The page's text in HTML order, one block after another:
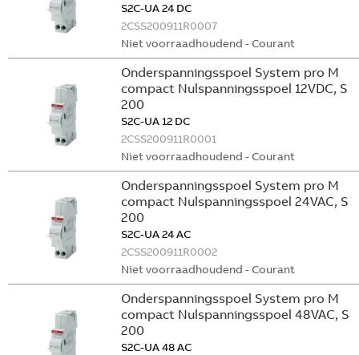
S2C-UA 24 DC
2CSS200911R0007
Niet voorraadhoudend - Courant
Onderspanningsspoel System pro M
compact Nulspanningsspoel 12VDC, S
200
S2C-UA 12 DC
2CSS200911R0001
Niet voorraadhoudend - Courant
Onderspanningsspoel System pro M
compact Nulspanningsspoel 24VAC, S
200
S2C-UA 24 AC
2CSS200911R0002
Niet voorraadhoudend - Courant
Onderspanningsspoel System pro M
compact Nulspanningsspoel 48VAC, S
200
S2C-UA 48 AC